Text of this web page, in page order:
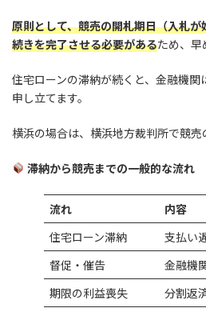
原則として、競売の開札期日（入札
続きを完了させる必要があるため、早
住宅ローンの滞納が続くと、金融機
申し立てます。
横浜の場合は、横浜地方裁判所で競売
滞納から競売までの一般的な流れ
流れ
内容
住宅ローン滞納
支払い
督促・催告
金融機
期限の利益喪失
分割返